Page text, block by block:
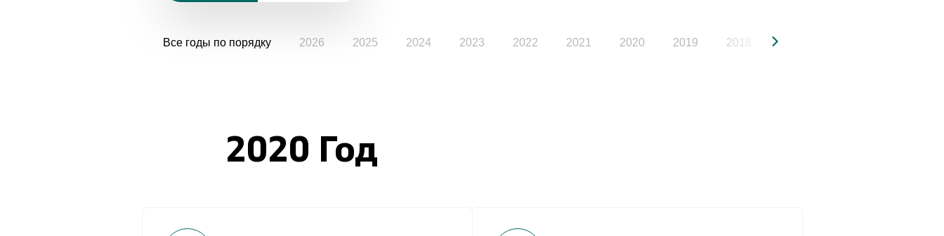
Все годы по порядку 2026 2025 2024 2023 2022 2021 2020 2019 2018
2020 Год